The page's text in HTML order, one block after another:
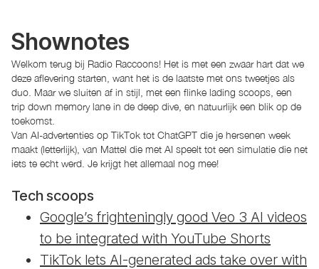
Shownotes
Welkom terug bij Radio Raccoons! Het is met een zwaar hart dat we
deze aflevering starten, want het is de laatste met ons tweetjes als
duo. Maar we sluiten af in stijl, met een flinke lading scoops, een
trip down memory lane in de deep dive, en natuurlijk een blik op de
toekomst.
Van AI-advertenties op TikTok tot ChatGPT die je hersenen week
maakt (letterlijk), van Mattel die met AI speelt tot een simulatie die net
iets te echt werd. Je krijgt het allemaal nog mee!
Tech scoops
Google’s frighteningly good Veo 3 AI videos
to be integrated with YouTube Shorts
TikTok lets AI-generated ads take over with